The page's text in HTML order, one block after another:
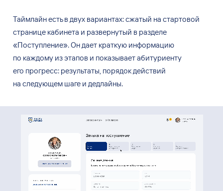
Таймлайн есть в двух вариантах: сжатый на стартовой
странице кабинета и развернутый в разделе
«Поступление». Он дает краткую информацию
по каждому изэтапов и показывает абитуриенту
его прогресс: результаты, порядок действий
на следующем шаге и дедлайны.